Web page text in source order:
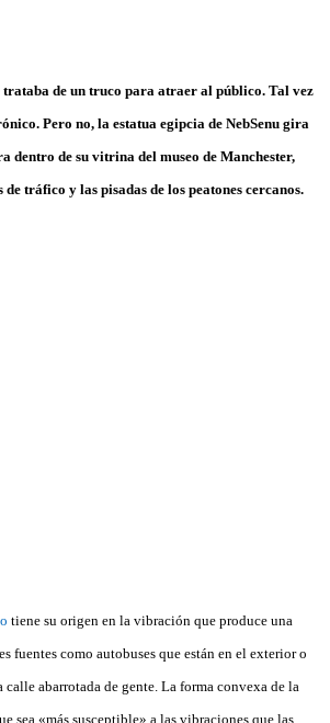
trataba de un truco para atraer al público. Tal vez
Pero no, la estatua egipcia de NebSenu gira
dentro de su vitrina del museo de Manchester,
tráfico y las pisadas de los peatones cercanos.
tiene su origen en la vibración que produce una
fuentes como autobuses que están en el exterior o
calle abarrotada de gente. La forma convexa de la
sea «más susceptible» a las vibraciones que las